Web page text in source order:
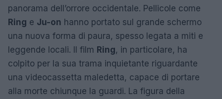
panorama dell’orrore occidentale. Pellicole come
Ring e Ju-on hanno portato sul grande schermo
una nuova forma di paura, spesso legata a miti e
leggende locali. Il film Ring, in particolare, ha
colpito per la sua trama inquietante riguardante
una videocassetta maledetta, capace di portare
alla morte chiunque la guardi. La figura della